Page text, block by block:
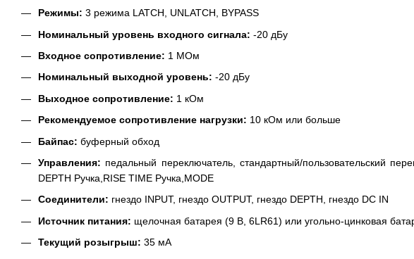
Режимы: 3 режима LATCH, UNLATCH, BYPASS
Номинальный уровень входного сигнала: -20 дБу
Входное сопротивление: 1 МОм
Номинальный выходной уровень: -20 дБу
Выходное сопротивление: 1 кОм
Рекомендуемое сопротивление нагрузки: 10 кОм или больше
Байпас: буферный обход
Управления: педальный переключатель, стандартный/пользовательский
DEPTH Ручка,RISE TIME Ручка,MODE
Соединители: гнездо INPUT, гнездо OUTPUT, гнездо DEPTH, гнездо DC IN
Источник питания: щелочная батарея (9 В, 6LR61) или угольно-цинковая
Текущий розыгрыш: 35 мА